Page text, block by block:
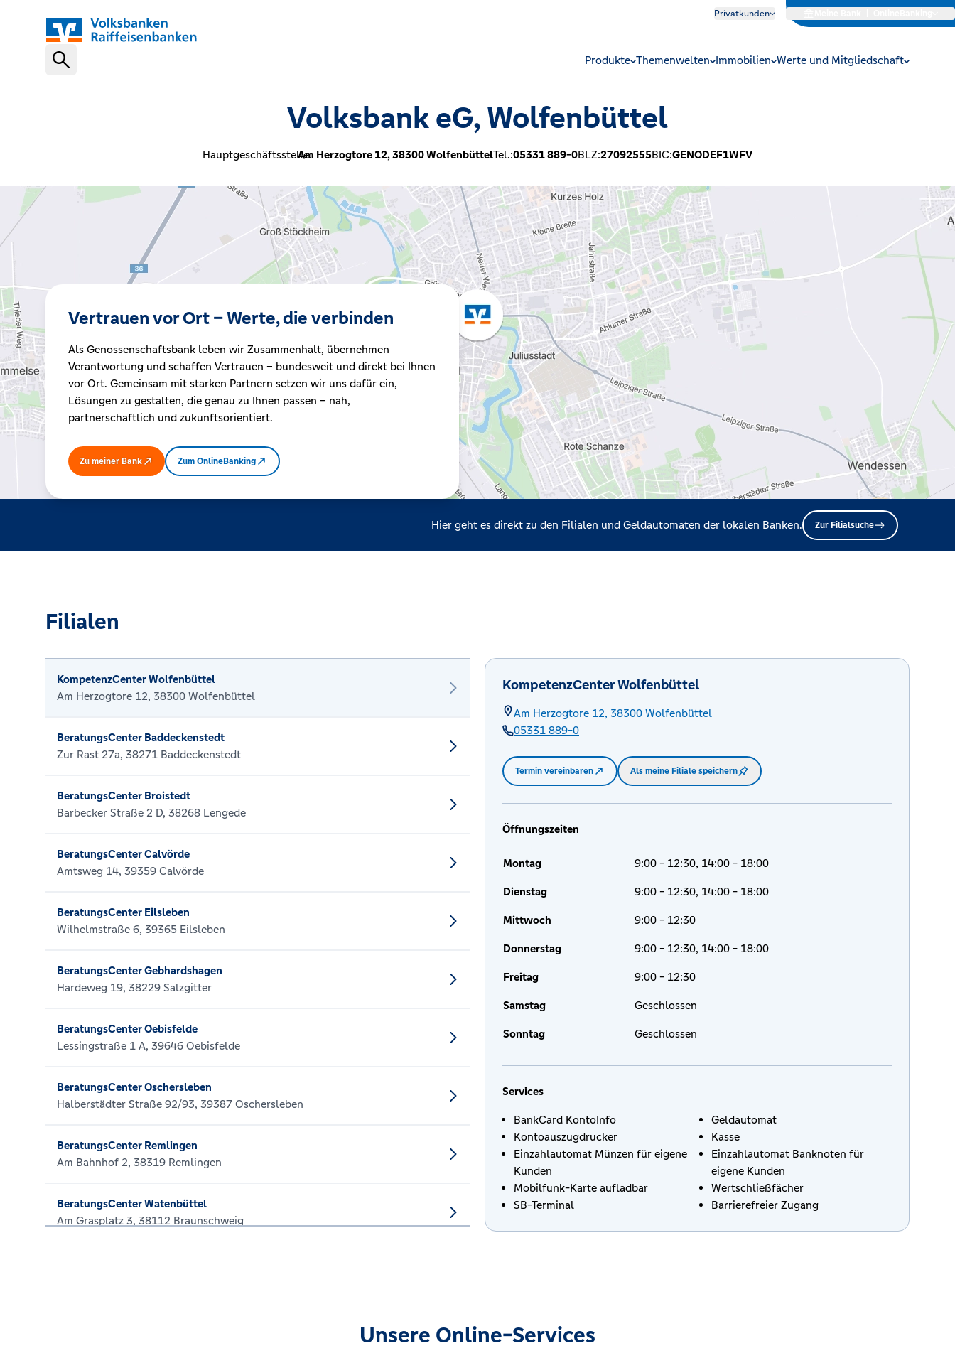
Privatkunden
Kreditrechner
Immobilien
Produkte Themenwelten Immobilien Werte und Mitgliedschaft
Volksbank eG, Wolfenbüttel
Hauptgeschäftsstelle:Am Herzogtore 12,38300WolfenbüttelTel.:05331 889-0BLZ:27092555BIC:GENODEF1WFV
Vertrauen vor Ort – Werte, die verbinden
Als Genossenschaftsbank leben wir Zusammenhalt, übernehmen
Verantwortung und schaffen Vertrauen – bundesweit und direkt bei Ihnen
vor Ort. Gemeinsam mit starken Partnern setzen wir uns dafür ein,
Lösungen zu gestalten, die genau zu Ihnen passen – nah,
partnerschaftlich und zukunftsorientiert.
Zu meiner Bank Zum OnlineBanking
Hier geht es direkt zu den Filialen und Geldautomaten der lokalen Banken. Zur Filialsuche
Filialen
KompetenzCenter Wolfenbüttel
Am Herzogtore 12, 38300 Wolfenbüttel
BeratungsCenter Baddeckenstedt
Zur Rast 27a, 38271 Baddeckenstedt
BeratungsCenter Broistedt
Barbecker Straße 2 D, 38268 Lengede
BeratungsCenter Calvörde
Amtsweg 14, 39359 Calvörde
BeratungsCenter Eilsleben
Wilhelmstraße 6, 39365 Eilsleben
BeratungsCenter Gebhardshagen
Hardeweg 19, 38229 Salzgitter
BeratungsCenter Oebisfelde
Lessingstraße 1 A, 39646 Oebisfelde
BeratungsCenter Oschersleben
Halberstädter Straße 92/93, 39387 Oschersleben
BeratungsCenter Remlingen
Am Bahnhof 2, 38319 Remlingen
BeratungsCenter Watenbüttel
Am Grasplatz 3, 38112 Braunschweig
KompetenzCenter Wolfenbüttel
Am Herzogtore 12, 38300 Wolfenbüttel
05331 889-0
Termin vereinbaren Als meine Filiale speichern
Öffnungszeiten
Montag 9:00 - 12:30, 14:00 - 18:00
Dienstag 9:00 - 12:30, 14:00 - 18:00
Mittwoch 9:00 - 12:30
Donnerstag 9:00 - 12:30, 14:00 - 18:00
Freitag 9:00 - 12:30
Samstag Geschlossen
Sonntag Geschlossen
Services
BankCard KontoInfo
Geldautomat
Kontoauszugdrucker
Kasse
Einzahlautomat Münzen für eigene
Kunden
Einzahlautomat Banknoten für
eigene Kunden
Mobilfunk-Karte aufladbar
Wertschließfächer
SB-Terminal
Barrierefreier Zugang
Unsere Online-Services